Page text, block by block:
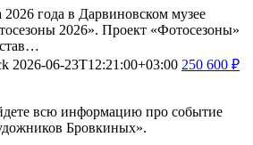
года в Дарвиновском музее
2026». Проект «Фотосезоны»
став…
2026-06-23T12:21:00+03:00 250 600 ₽
всю информацию про событие
Бровкиных».